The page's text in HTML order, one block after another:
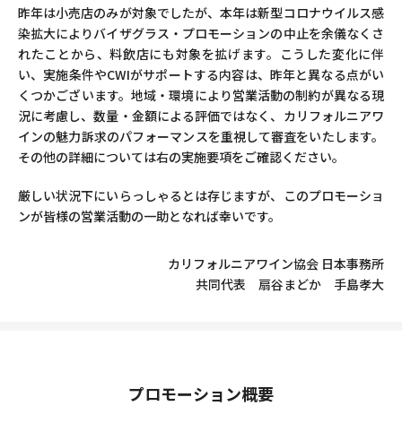
昨年は小売店のみが対象でしたが、本年は新型コロナウイルス感
染拡大によりバイザグラス・プロモーションの中止を余儀なくさ
れたことから、料飲店にも対象を拡げます。こうした変化に伴
い、実施条件やCWIがサポートする内容は、昨年と異なる点がい
くつかございます。地域・環境により営業活動の制約が異なる現
況に考慮し、数量・金額による評価ではなく、カリフォルニアワ
インの魅力訴求のパフォーマンスを重視して審査をいたします。
その他の詳細については右の実施要項をご確認ください。
厳しい状況下にいらっしゃるとは存じますが、このプロモーショ
ンが皆様の営業活動の一助となれば幸いです。
カリフォルニアワイン協会 日本事務所
共同代表 扇谷まどか 手島孝大
プロモーション概要